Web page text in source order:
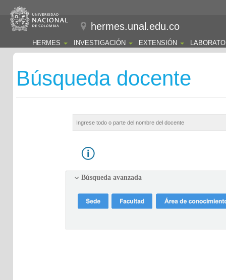
hermes.unal.edu.co
HERMES INVESTIGACIÓN EXTENSIÓN
Búsqueda docente
Búsqueda avanzada